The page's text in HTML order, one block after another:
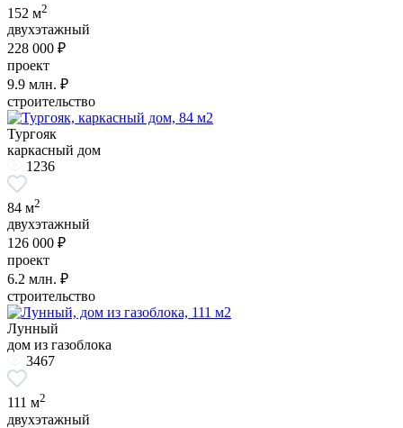
152 м2
двухэтажный
228 000 ₽
проект
9.9 млн. ₽
строительство
Тургояк
каркасный дом
1236
84 м2
двухэтажный
126 000 ₽
проект
6.2 млн. ₽
строительство
Лунный
дом из газоблока
3467
111 м2
двухэтажный